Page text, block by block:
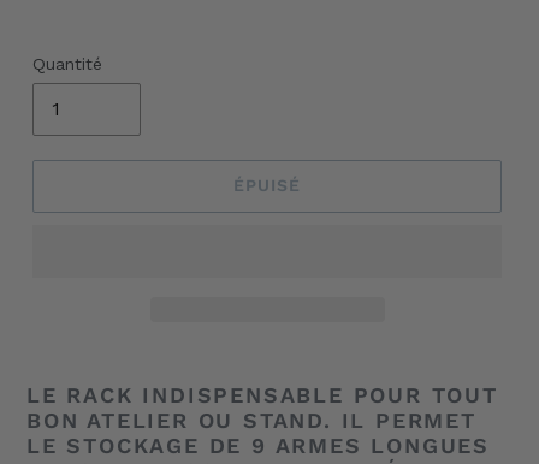
Quantité
ÉPUISÉ
d'un
produit
à
LE RACK INDISPENSABLE POUR TOUT
BON ATELIER OU STAND. IL PERMET
LE STOCKAGE DE 9 ARMES LONGUES